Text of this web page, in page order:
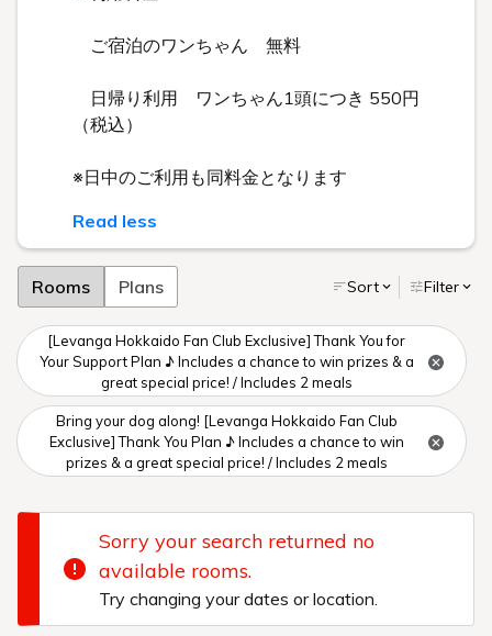
ご宿泊のワンちゃん 無料
日帰り利用 ワンちゃん1頭につき 550円
（税込）
※日中のご利用も同料金となります
Read less
Rooms Plans Sort Filter
[Levanga Hokkaido Fan Club Exclusive] Thank You for
Your Support Plan ♪ Includes a chance to win prizes & a
great special price! / Includes 2 meals
Bring your dog along! [Levanga Hokkaido Fan Club
Exclusive] Thank You Plan ♪ Includes a chance to win
prizes & a great special price! / Includes 2 meals
Sorry your search returned no
available rooms.
Try changing your dates or location.